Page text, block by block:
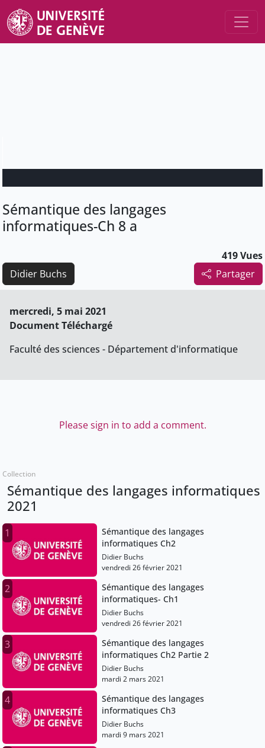
Sémantique des langages
informatiques-Ch 8 a
419 Vues
Partager
Didier Buchs
mercredi, 5 mai 2021
Document Téléchargé
Faculté des sciences - Département d'informatique
Please sign in to add a comment.
Collection
Sémantique des langages informatiques
2021
1
Sémantique des langages
informatiques Ch2
Didier Buchs
vendredi 26 février 2021
2
Sémantique des langages
informatiques- Ch1
Didier Buchs
vendredi 26 février 2021
3
Sémantique des langages
informatiques Ch2 Partie 2
Didier Buchs
mardi 2 mars 2021
4
Sémantique des langages
informatiques Ch3
Didier Buchs
mardi 9 mars 2021